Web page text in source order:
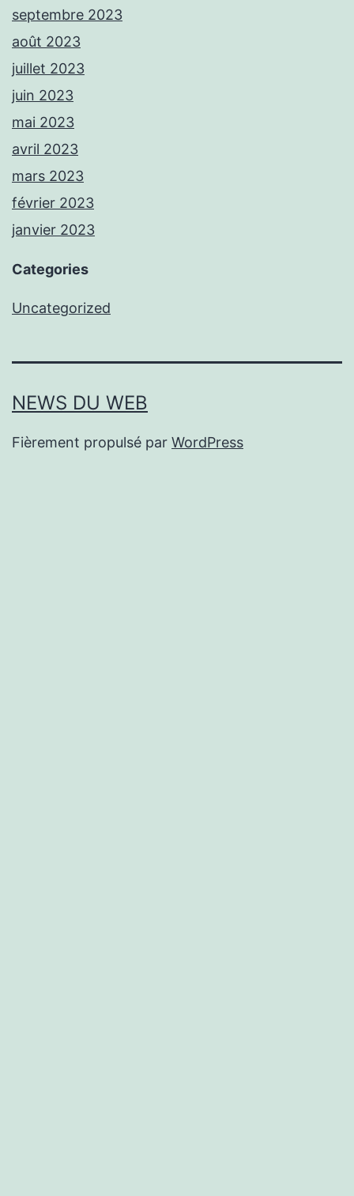
septembre 2023
août 2023
juillet 2023
juin 2023
mai 2023
avril 2023
mars 2023
février 2023
janvier 2023
Categories
Uncategorized
NEWS DU WEB
Fièrement propulsé par WordPress